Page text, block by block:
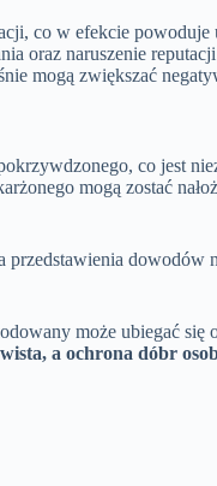
co w efekcie powoduje
oraz naruszenie
mogą zwiększać
co jest
mogą zostać
przedstawienia dowodów
może ubiegać się
a ochrona dóbr